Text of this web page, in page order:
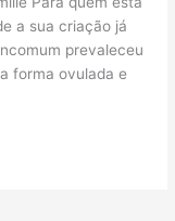
a sua criação já
prevaleceu
forma ovulada e